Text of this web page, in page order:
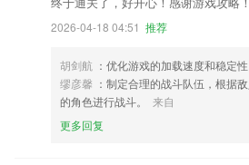
2026-04-18 04:51 推荐
胡剑航 ：优化游戏的加载速度和稳定
缪彦馨 ：制定合理的战斗队伍，根据
的角色进行战斗。
来自
更多回复